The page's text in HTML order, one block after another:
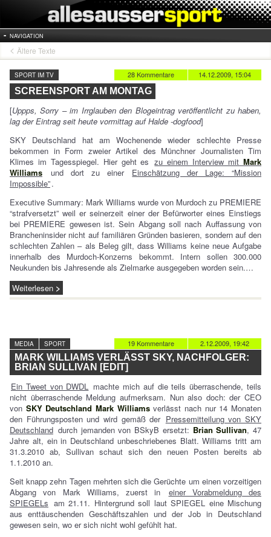
NAVIGATION
Ältere Texte
14.12.2009, 15:04
28 Kommentare
SPORT IM TV
SCREENSPORT AM MONTAG
[Uppps, Sorry – im Irrglauben den Blogeintrag veröffentlicht zu haben,
lag der Eintrag seit heute vormittag auf Halde -dogfood]
SKY Deutschland hat am Wochenende wieder schlechte Presse
bekommen in Form zweier Artikel des Münchner Journalisten Tim
Klimes im Tagesspiegel. Hier geht es zu einem Interview mitMark
Williams
und dort zu einer
Einschätzung der Lage: “Mission
Impossible”.
Executive Summary: Mark Williams wurde von Murdoch zu PREMIERE
“strafversetzt” weil er seinerzeit einer der Befürworter eines Einstiegs
bei PREMIERE gewesen ist. Sein Abgang soll nach Auffassung von
Brancheninsider nicht auf familiären Gründen basieren, sondern auf den
schlechten Zahlen – als Beleg gilt, dass Williams keine neue Aufgabe
innerhalb des Murdoch-Konzerns bekommt. Intern sollen 300.000
Neukunden bis Jahresende als Zielmarke ausgegeben worden sein.…
Weiterlesen
2.12.2009, 19:42
19 Kommentare
MEDIA SPORT
MARK WILLIAMS VERLÄSST SKY, NACHFOLGER:
BRIAN SULLIVAN [EDIT]
Ein Tweet von DWDL machte mich auf die teils überraschende, teils
nicht überraschende Meldung aufmerksam. Nun also doch: der CEO
von SKY Deutschland Mark Williamsverlässt nach nur 14 Monaten
den Führungsposten und wird gemäß der Pressemitteilung von SKY
Deutschland durch jemanden von BSkyB ersetzt: Brian Sullivan, 47
Jahre alt, ein in Deutschland unbeschriebenes Blatt. Williams tritt am
31.3.2010 ab, Sullivan schaut sich den neuen Posten bereits ab
1.1.2010 an.
Seit knapp zehn Tagen mehrten sich die Gerüchte um einen vorzeitigen
Abgang von Mark Williams, zuerst in
einer Vorabmeldung des
SPIEGELs am 21.11. Hintergrund soll laut SPIEGEL eine Mischung
aus enttäuschenden Geschäftszahlen und der Job in Deutschland
gewesen sein, wo er sich nicht wohl gefühlt hat.